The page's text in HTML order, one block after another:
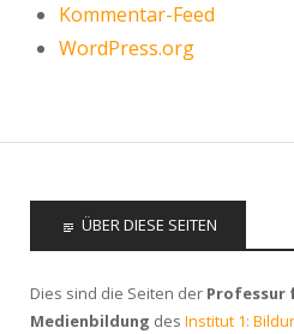
Kommentar-Feed
WordPress.org
ÜBER DIESE SEITEN
Dies sind die Seiten der Professur
Medienbildung des Institut 1: